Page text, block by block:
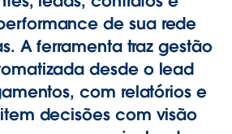
de sua rede
A ferramenta traz gestão
desde o lead
com relatórios e
decisões com visão